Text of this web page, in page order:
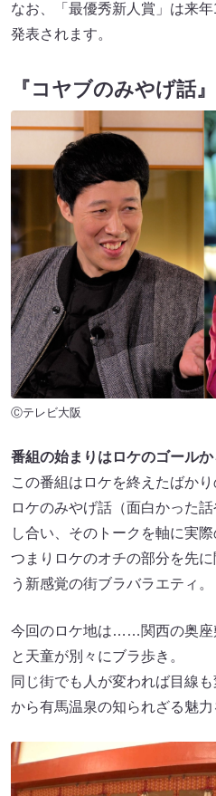
なお、「最優秀新人賞」は来
発表されます。
『コヤブのみやげ話
Ⓒテレビ大阪
番組の始まりはロケのゴールか
この番組はロケを終えたばか
ロケのみやげ話（面白かった
し合い、そのトークを軸に実
つまりロケのオチの部分を先
う新感覚の街ブラバラエティ。
今回のロケ地は……関西の奥座
と天童が別々にブラ歩き。
同じ街でも人が変われば目線
から有馬温泉の知られざる魅力